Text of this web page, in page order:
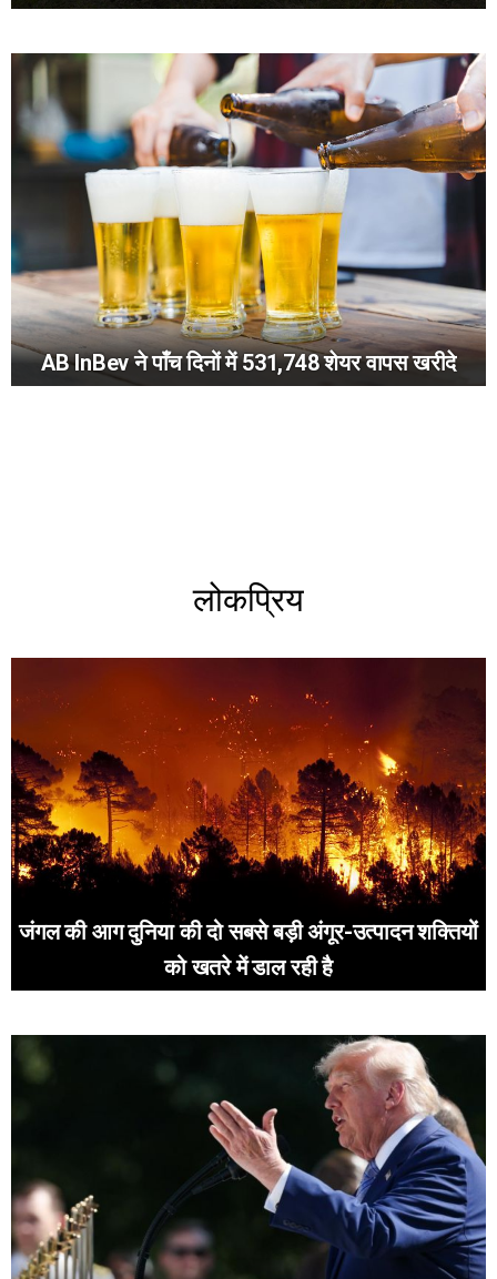
AB InBev ने पाँच दिनों में 531,748 शेयर वापस खरीदे
लोकप्रिय
जंगल की आग दुनिया की दो सबसे बड़ी अंगूर-उत्पादन शक्तियों
को खतरे में डाल रही है